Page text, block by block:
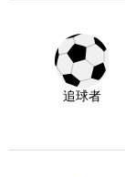
追球者